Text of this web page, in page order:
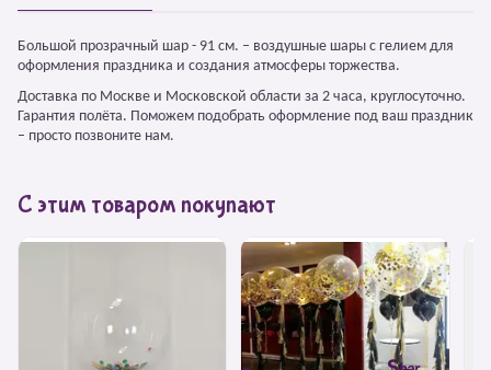
Большой прозрачный шар - 91 см. – воздушные шары с гелием для
оформления праздника и создания атмосферы торжества.
Доставка по Москве и Московской области за 2 часа, круглосуточно.
Гарантия полёта. Поможем подобрать оформление под ваш праздник
– просто позвоните нам.
С этим товаром покупают